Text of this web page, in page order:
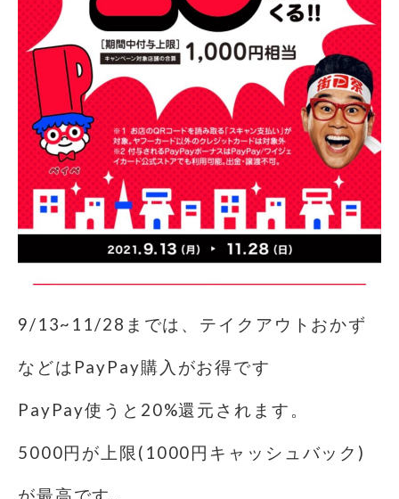
9/13~11/28までは、テイクアウトおかず
などはPayPay購入がお得です
PayPay使うと20%還元されます。
5000円が上限(1000円キャッシュバック)